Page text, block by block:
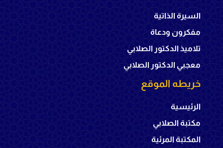
السيرة الذاتية
مفكرون ودعاة
تلاميذ الدكتور الصلابي
معجبي الدكتور الصلابي
خريطه الموقع
الرئيسية
مكتبة الصلابي
المكتبة المرئية